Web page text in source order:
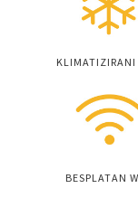
KLIMATIZIRANI
BESPLATAN